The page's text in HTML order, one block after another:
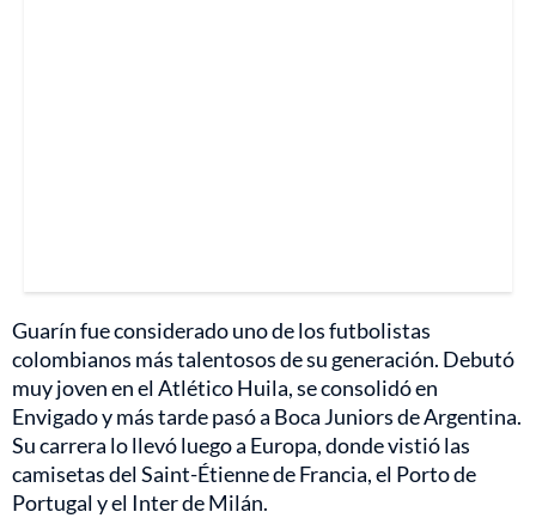
Guarín fue considerado uno de los futbolistas
colombianos más talentosos de su generación. Debutó
muy joven en el Atlético Huila, se consolidó en
Envigado y más tarde pasó a Boca Juniors de Argentina.
Su carrera lo llevó luego a Europa, donde vistió las
camisetas del Saint-Étienne de Francia, el Porto de
Portugal y el Inter de Milán.